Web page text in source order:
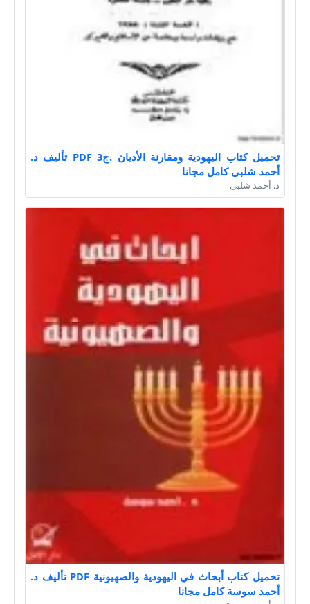
تحميل كتاب اليهودية ومقارنة الأديان .ج3 PDF تأليف د.
أحمد شلبى كامل مجانا
د. أحمد شلبى
تحميل كتاب أبحاث في اليهودية والصهيونية PDF تأليف د.
أحمد سوسة كامل مجانا